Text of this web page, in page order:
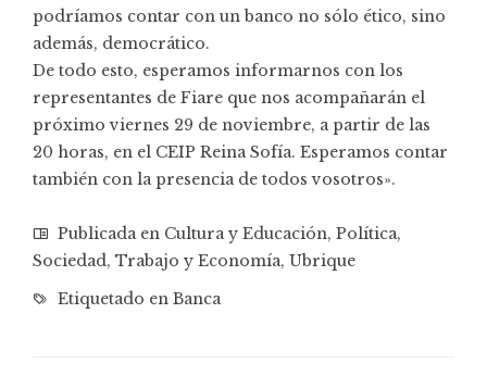
podríamos contar con un banco no sólo ético, sino
además, democrático.
De todo esto, esperamos informarnos con los
representantes de Fiare que nos acompañarán el
próximo viernes 29 de noviembre, a partir de las
20 horas, en el CEIP Reina Sofía. Esperamos contar
también con la presencia de todos vosotros».
Publicada en Cultura y Educación, Política,
Sociedad, Trabajo y Economía, Ubrique
Etiquetado en Banca